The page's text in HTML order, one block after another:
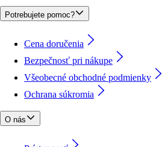
Potrebujete pomoc?
Cena doručenia
Bezpečnosť pri nákupe
Všeobecné obchodné podmienky
Ochrana súkromia
O nás